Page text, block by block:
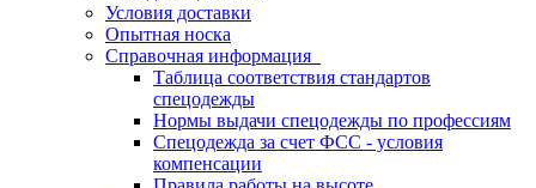
Условия доставки
Опытная носка
Справочная информация
Таблица соответствия стандартов
спецодежды
Нормы выдачи спецодежды по профессиям
Спецодежда за счет ФСС - условия
компенсации